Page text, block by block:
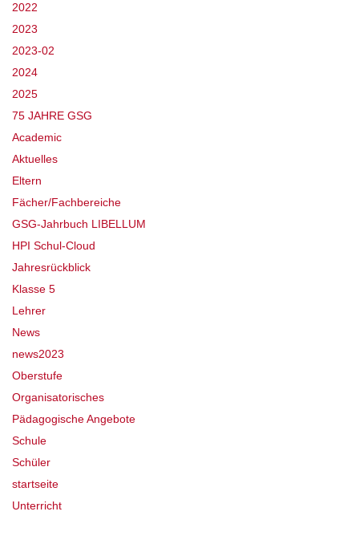
2022
2023
2023-02
2024
2025
75 JAHRE GSG
Academic
Aktuelles
Eltern
Fächer/Fachbereiche
GSG-Jahrbuch LIBELLUM
HPI Schul-Cloud
Jahresrückblick
Klasse 5
Lehrer
News
news2023
Oberstufe
Organisatorisches
Pädagogische Angebote
Schule
Schüler
startseite
Unterricht